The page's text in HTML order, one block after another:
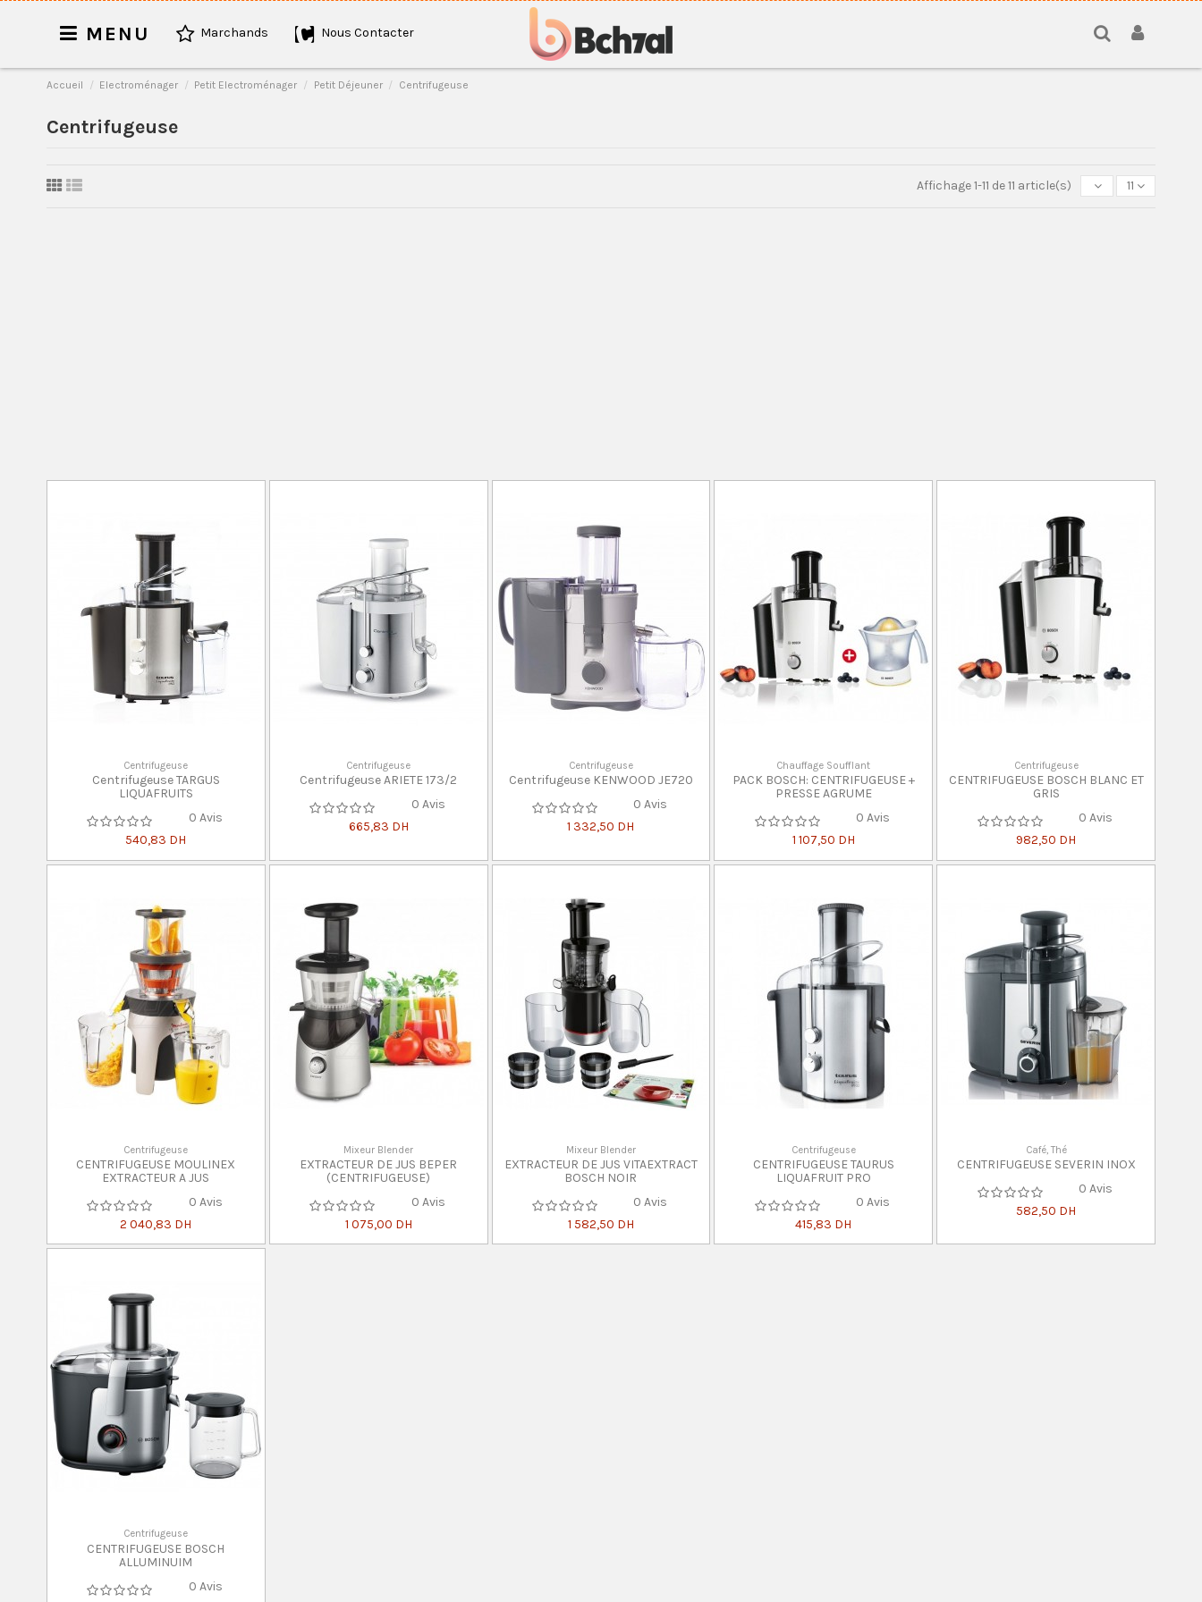
MENU Marchands Nous Contacter
Accueil Electroménager Petit Electroménager Petit Déjeuner Centrifugeuse
Centrifugeuse
Affichage 1-11 de 11 article(s) 11
Centrifugeuse
Centrifugeuse TARGUS
LIQUAFRUITS
0 Avis
540,83 DH
Centrifugeuse
Centrifugeuse ARIETE 173/2
0 Avis
665,83 DH
Centrifugeuse
Centrifugeuse KENWOOD JE720
0 Avis
1 332,50 DH
Chauffage Soufflant
PACK BOSCH: CENTRIFUGEUSE +
PRESSE AGRUME
0 Avis
1 107,50 DH
Centrifugeuse
CENTRIFUGEUSE BOSCH BLANC ET
GRIS
0 Avis
982,50 DH
Centrifugeuse
CENTRIFUGEUSE MOULINEX
EXTRACTEUR A JUS
0 Avis
2 040,83 DH
Mixeur Blender
EXTRACTEUR DE JUS BEPER
(CENTRIFUGEUSE)
0 Avis
1 075,00 DH
Mixeur Blender
EXTRACTEUR DE JUS VITAEXTRACT
BOSCH NOIR
0 Avis
1 582,50 DH
Centrifugeuse
CENTRIFUGEUSE TAURUS
LIQUAFRUIT PRO
0 Avis
415,83 DH
Café, Thé
CENTRIFUGEUSE SEVERIN INOX
0 Avis
582,50 DH
Centrifugeuse
CENTRIFUGEUSE BOSCH
ALLUMINUIM
0 Avis